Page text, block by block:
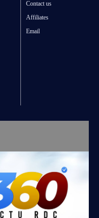
Contact us
Affiliates
Email